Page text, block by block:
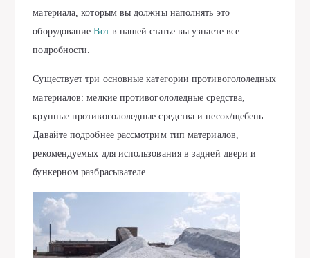
материала, которым вы должны наполнять это
оборудование.Вотв нашей статье вы узнаете все
подробности.
Существует три основные категории противогололедных
материалов: мелкие противогололедные средства,
крупные противогололедные средства и песок/щебень.
Давайте подробнее рассмотрим тип материалов,
рекомендуемых для использования в задней двери и
бункерном разбрасывателе.